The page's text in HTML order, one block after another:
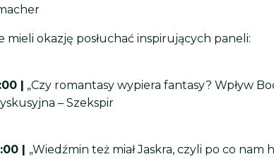
mieli okazję posłuchać inspirujących paneli:
| „Czy romantasy wypiera fantasy? Wpływ
– Szekspir
| „Wiedźmin też miał Jaskra, czyli po co nam